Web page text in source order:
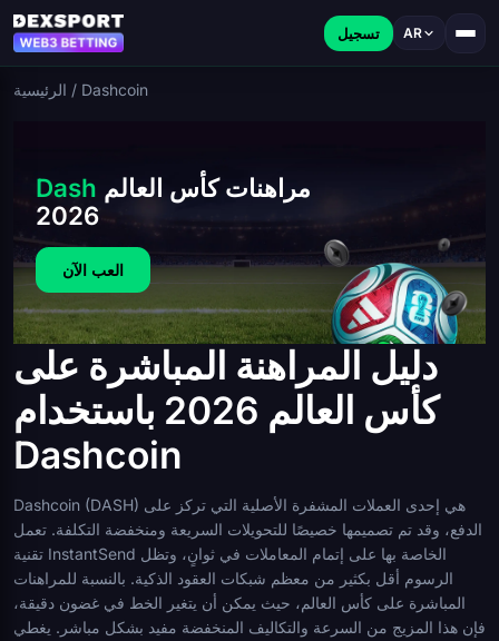
تسجيل AR
الرئيسية / Dashcoin
Dash
2026
العب الآن
دليل المراهنة المباشرة على
كأس العالم 2026 باستخدام
Dashcoin
Dashcoin (DASH) هي إحدى العملات المشفرة الأصلية التي تركز على
الدفع، وقد تم تصميمها خصيصًا للتحويلات السريعة ومنخفضة التكلفة. تعمل
تقنية InstantSend الخاصة بها على إتمام المعاملات في ثوانٍ، وتظل
الرسوم أقل بكثير من معظم شبكات العقود الذكية. بالنسبة للمراهنات
المباشرة على كأس العالم، حيث يمكن أن يتغير الخط في غضون دقيقة،
فإن هذا المزيج من السرعة والتكاليف المنخفضة مفيد بشكل مباشر. يغطي